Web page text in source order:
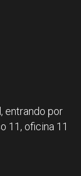
entrando por
11, oficina 11